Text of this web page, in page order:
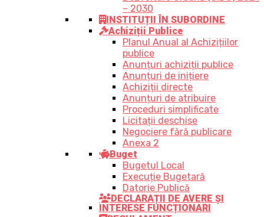
– 2030
INSTITUȚII ÎN SUBORDINE
Achiziții Publice
Planul Anual al Achizițiilor
publice
Anunțuri achiziții publice
Anunțuri de inițiere
Achiziții directe
Anunțuri de atribuire
Proceduri simplificate
Licitații deschise
Negociere fără publicare
Anexa 2
Buget
Bugetul Local
Execuție Bugetară
Datorie Publică
DECLARAȚII DE AVERE ȘI
INTERESE FUNCȚIONARI